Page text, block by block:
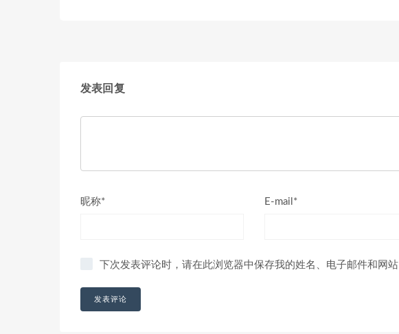
发表回复
昵称* E-mail*
下次发表评论时，请在此浏览器中保存我的姓名、电子邮件和网站